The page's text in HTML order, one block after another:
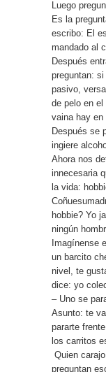
Luego
Es la
escribo: El
mandado al
Después
preguntan:
pasivo,
de pelo en
vaina hay en
Después se
ingiere
Ahora nos
innecesaria
la vida:
hobbie? Yo
ningún
Imagínense
un barcito
nivel, te
dice: yo
– Uno se
Asunto: te
pararte
los carritos
Quien
preguntan